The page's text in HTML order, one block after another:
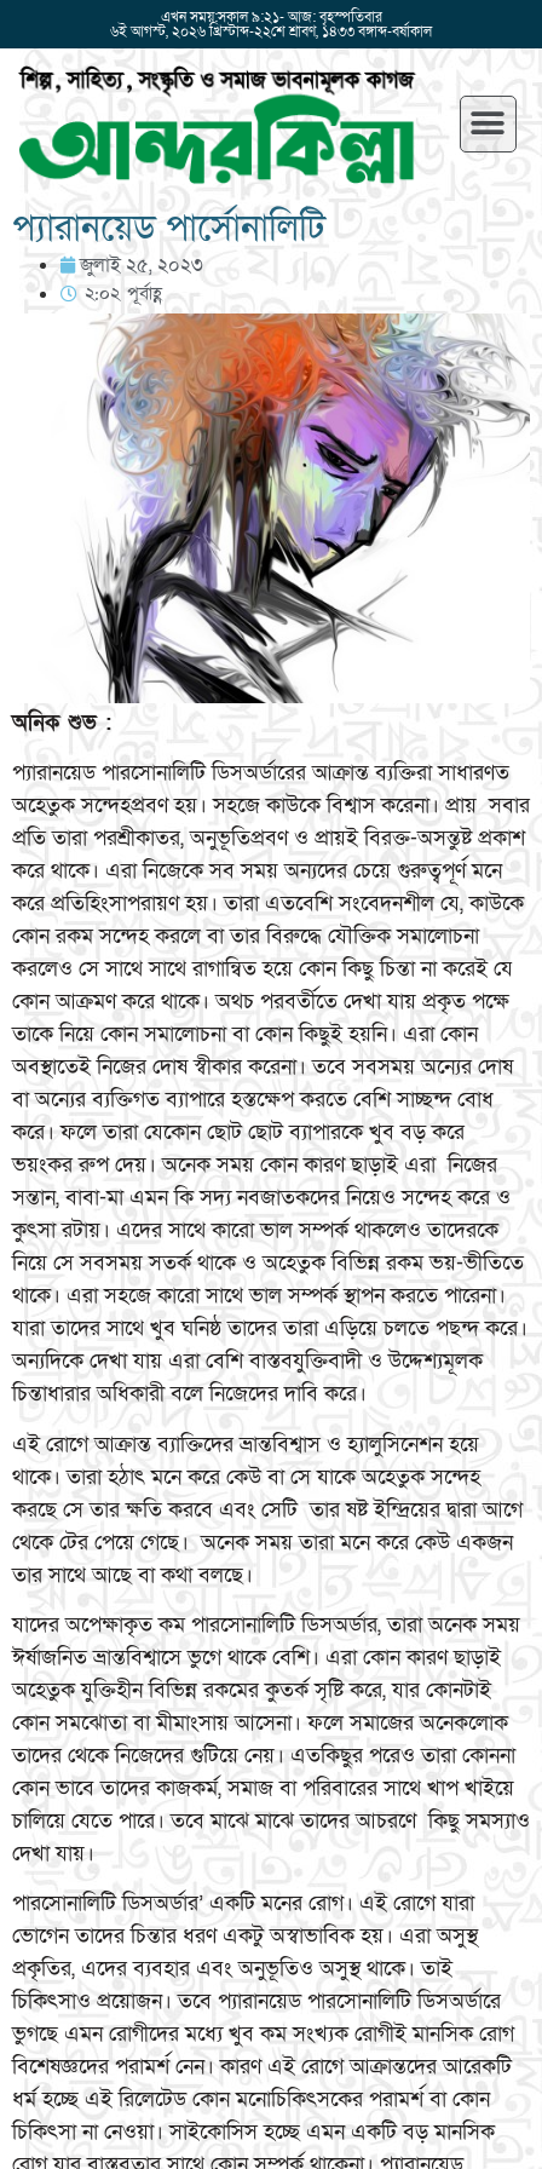
এখন সময়:সকাল ৯:২১- আজ: বৃহস্পতিবার
৬ই আগস্ট, ২০২৬ খ্রিস্টাব্দ-২২শে শ্রাবণ, ১৪৩৩ বঙ্গাব্দ-বর্ষাকাল
প্যারানয়েড পার্সোনালিটি
জুলাই ২৫, ২০২৩
২:০২ পূর্বাহ্ণ
অনিক শুভ :
প্যারানয়েড পারসোনালিটি ডিসঅর্ডারের আক্রান্ত ব্যক্তিরা সাধারণত
অহেতুক সন্দেহপ্রবণ হয়। সহজে কাউকে বিশ্বাস করেনা। প্রায় সবার
প্রতি তারা পরশ্রীকাতর, অনুভূতিপ্রবণ ও প্রায়ই বিরক্ত-অসন্তুষ্ট প্রকাশ
করে থাকে। এরা নিজেকে সব সময় অন্যদের চেয়ে গুরুত্বপূর্ণ মনে
করে প্রতিহিংসাপরায়ণ হয়। তারা এতবেশি সংবেদনশীল যে, কাউকে
কোন রকম সন্দেহ করলে বা তার বিরুদ্ধে যৌক্তিক সমালোচনা
করলেও সে সাথে সাথে রাগান্বিত হয়ে কোন কিছু চিন্তা না করেই যে
কোন আক্রমণ করে থাকে। অথচ পরবর্তীতে দেখা যায় প্রকৃত পক্ষে
তাকে নিয়ে কোন সমালোচনা বা কোন কিছুই হয়নি। এরা কোন
অবস্থাতেই নিজের দোষ স্বীকার করেনা। তবে সবসময় অন্যের দোষ
বা অন্যের ব্যক্তিগত ব্যাপারে হস্তক্ষেপ করতে বেশি সাচ্ছন্দ বোধ
করে। ফলে তারা যেকোন ছোট ছোট ব্যাপারকে খুব বড় করে
ভয়ংকর রুপ দেয়। অনেক সময় কোন কারণ ছাড়াই এরা নিজের
সন্তান, বাবা-মা এমন কি সদ্য নবজাতকদের নিয়েও সন্দেহ করে ও
কুৎসা রটায়। এদের সাথে কারো ভাল সম্পর্ক থাকলেও তাদেরকে
নিয়ে সে সবসময় সতর্ক থাকে ও অহেতুক বিভিন্ন রকম ভয়-ভীতিতে
থাকে। এরা সহজে কারো সাথে ভাল সম্পর্ক স্থাপন করতে পারেনা।
যারা তাদের সাথে খুব ঘনিষ্ঠ তাদের তারা এড়িয়ে চলতে পছন্দ করে।
অন্যদিকে দেখা যায় এরা বেশি বাস্তবযুক্তিবাদী ও উদ্দেশ্যমূলক
চিন্তাধারার অধিকারী বলে নিজেদের দাবি করে।
এই রোগে আক্রান্ত ব্যাক্তিদের ভ্রান্তবিশ্বাস ও হ্যালুসিনেশন হয়ে
থাকে। তারা হঠাৎ মনে করে কেউ বা সে যাকে অহেতুক সন্দেহ
করছে সে তার ক্ষতি করবে এবং সেটি তার ষষ্ট ইন্দ্রিয়ের দ্বারা আগে
থেকে টের পেয়ে গেছে। অনেক সময় তারা মনে করে কেউ একজন
তার সাথে আছে বা কথা বলছে।
যাদের অপেক্ষাকৃত কম পারসোনালিটি ডিসঅর্ডার, তারা অনেক সময়
ঈর্ষাজনিত ভ্রান্তবিশ্বাসে ভুগে থাকে বেশি। এরা কোন কারণ ছাড়াই
অহেতুক যুক্তিহীন বিভিন্ন রকমের কুতর্ক সৃষ্টি করে, যার কোনটাই
কোন সমঝোতা বা মীমাংসায় আসেনা। ফলে সমাজের অনেকলোক
তাদের থেকে নিজেদের গুটিয়ে নেয়। এতকিছুর পরেও তারা কোননা
কোন ভাবে তাদের কাজকর্ম, সমাজ বা পরিবারের সাথে খাপ খাইয়ে
চালিয়ে যেতে পারে। তবে মাঝে মাঝে তাদের আচরণে কিছু সমস্যাও
দেখা যায়।
পারসোনালিটি ডিসঅর্ডার’ একটি মনের রোগ। এই রোগে যারা
ভোগেন তাদের চিন্তার ধরণ একটু অস্বাভাবিক হয়। এরা অসুস্থ
প্রকৃতির, এদের ব্যবহার এবং অনুভূতিও অসুস্থ থাকে। তাই
চিকিৎসাও প্রয়োজন। তবে প্যারানয়েড পারসোনালিটি ডিসঅর্ডারে
ভুগছে এমন রোগীদের মধ্যে খুব কম সংখ্যক রোগীই মানসিক রোগ
বিশেষজ্ঞদের পরামর্শ নেন। কারণ এই রোগে আক্রান্তদের আরেকটি
ধর্ম হচ্ছে এই রিলেটেড কোন মনোচিকিৎসকের পরামর্শ বা কোন
চিকিৎসা না নেওয়া। সাইকোসিস হচ্ছে এমন একটি বড় মানসিক